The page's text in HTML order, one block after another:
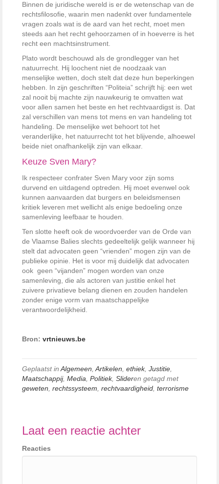
Binnen de juridische wereld is er de wetenschap van de
rechtsfilosofie, waarin men nadenkt over fundamentele
vragen zoals wat is de aard van het recht, moet men
steeds aan het recht gehoorzamen of in hoeverre is het
recht een machtsinstrument.
Plato wordt beschouwd als de grondlegger van het
natuurrecht. Hij loochent niet de noodzaak van
menselijke wetten, doch stelt dat deze hun beperkingen
hebben. In zijn geschriften “Politeia” schrijft hij: een wet
zal nooit bij machte zijn nauwkeurig te omvatten wat
voor allen samen het beste en het rechtvaardigst is. Dat
zal verschillen van mens tot mens en van handeling tot
handeling. De menselijke wet behoort tot het
veranderlijke, het natuurrecht tot het blijvende, alhoewel
beide niet onafhankelijk zijn van elkaar.
Keuze Sven Mary?
Ik respecteer confrater Sven Mary voor zijn soms
durvend en uitdagend optreden. Hij moet evenwel ook
kunnen aanvaarden dat burgers en beleidsmensen
kritiek leveren met wellicht als enige bedoeling onze
samenleving leefbaar te houden.
Ten slotte heeft ook de woordvoerder van de Orde van
de Vlaamse Balies slechts gedeeltelijk gelijk wanneer hij
stelt dat advocaten geen “vrienden” mogen zijn van de
publieke opinie. Het is voor mij duidelijk dat advocaten
ook geen “vijanden” mogen worden van onze
samenleving, die als actoren van justitie enkel het
zuivere privatieve belang dienen en zouden handelen
zonder enige vorm van maatschappelijke
verantwoordelijkheid.
Bron: vrtnieuws.be
Geplaatst in Algemeen Artikelen ethiek, Justitie
Maatschappij, Media Politiek, Slideren getagd met
geweten rechtssysteem rechtvaardigheid terrorisme
Laat een reactie achter
Reacties